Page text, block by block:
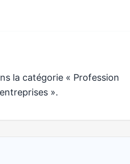
la catégorie « Profession
».